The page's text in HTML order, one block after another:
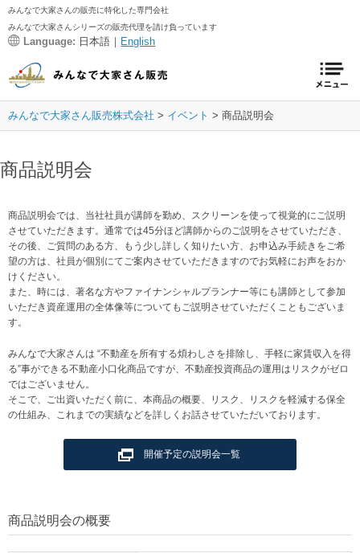
みんなで大家さんの販売に特化した専門会社
みんなで大家さんシリーズの販売代理を請け負っています
Language: 日本語｜ English
みんなで大家さん販売株式会社 イベント 商品説明会
商品説明会
商品説明会では、当社社員が講師を勤め、スクリーンを使って視覚的にご説明
させていただきます。通常では45分ほど講師からのご説明をさせていただき、
その後、ご質問のある方、もう少し詳しく知りたい方、お申込み手続きをご希
望の方は、社員が個別にてご案内させていただきますのでお気軽にお声をおか
けください。
また、時には、著名な方やファイナンシャルプランナー等にも講師として参加
いただき資産運用の全体像等についてもご説明させていただくこともございま
す。
みんなで大家さんは “不動産を所有する煩わしさを排除し、手軽に家賃収入を得
る”事ができる不動産小口化商品ですが、不動産投資商品の運用はリスクがゼロ
ではございません。
そこで、ご出資いただく前に、本商品の概要、リスク、リスクを軽減する保全
の仕組み、これまでの実績などを詳しくお話させていただいております。
開催予定の説明会一覧
商品説明会の概要